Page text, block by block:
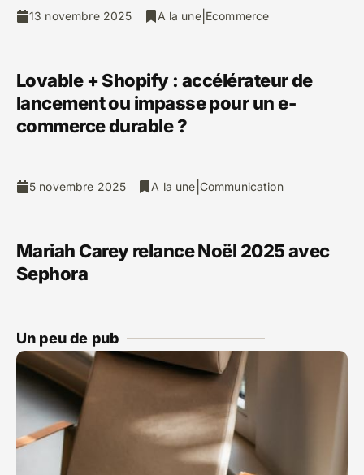
13 novembre 2025 A la une| Ecommerce
Lovable + Shopify : accélérateur de
lancement ou impasse pour un e-
commerce durable ?
5 novembre 2025 A la une Communication
Mariah Carey relance Noël 2025 avec
Sephora
Un peu de pub